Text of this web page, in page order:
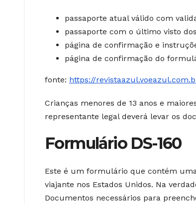
passaporte atual válido com
passaporte com o último visto
página de confirmação e
página de confirmação do
fonte: https://
Crianças menores de 13 anos e
representante legal deverá levar os
Formulário DS-160
Este é um formulário que contém
viajante nos Estados Unidos. Na
Documentos necessários para